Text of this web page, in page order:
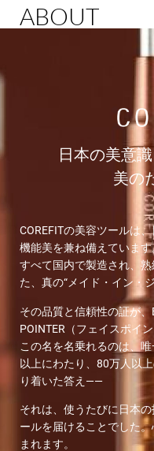
ABOUT
日本の美意
美の
COREFITの美容ツールは
機能美を兼ね備えています
すべて国内で製造され、
た、真の“メイド・イン・
その品質と信頼性の証が
POINTER（フェイスポイン
この名を名乗れるのは、
以上にわたり、80万人以
り着いた答え——
それは、使うたびに日本
ールを届けることでした
まれます。